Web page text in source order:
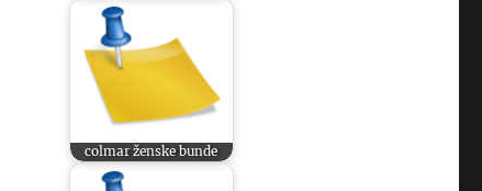
colmar ženske bunde